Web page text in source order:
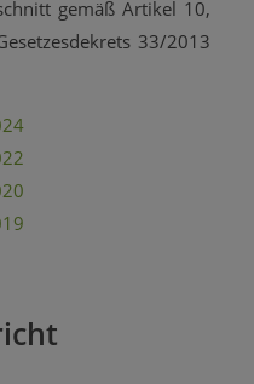
gemäß Artikel 10,
33/2013